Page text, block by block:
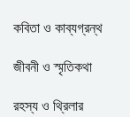
কবিতা ও কাব্যগ্রন্থ
জীবনী ও স্মৃতিকথা
রহস্য ও থ্রিলার